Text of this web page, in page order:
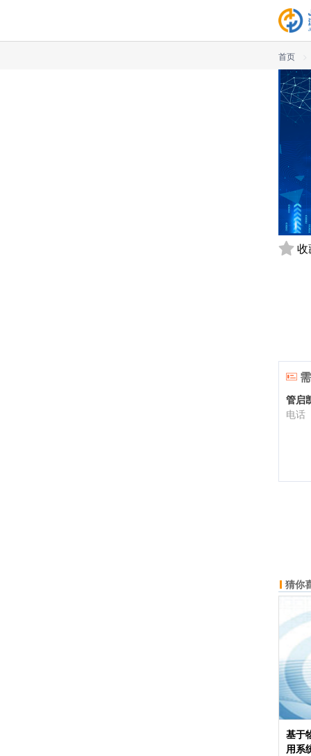
首页
收
管启
电话
猜你
基于
用系